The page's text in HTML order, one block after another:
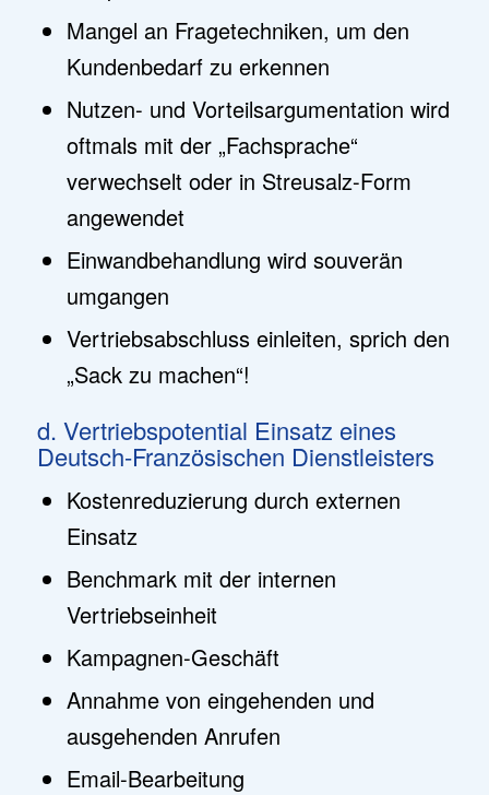
Mangel an Fragetechniken, um den
Kundenbedarf zu erkennen
Nutzen- und Vorteilsargumentation wird
oftmals mit der „Fachsprache“
verwechselt oder in Streusalz-Form
angewendet
Einwandbehandlung wird souverän
umgangen
Vertriebsabschluss einleiten, sprich den
„Sack zu machen“!
d. Vertriebspotential Einsatz eines
Deutsch-Französischen Dienstleisters
Kostenreduzierung durch externen
Einsatz
Benchmark mit der internen
Vertriebseinheit
Kampagnen-Geschäft
Annahme von eingehenden und
ausgehenden Anrufen
Email-Bearbeitung